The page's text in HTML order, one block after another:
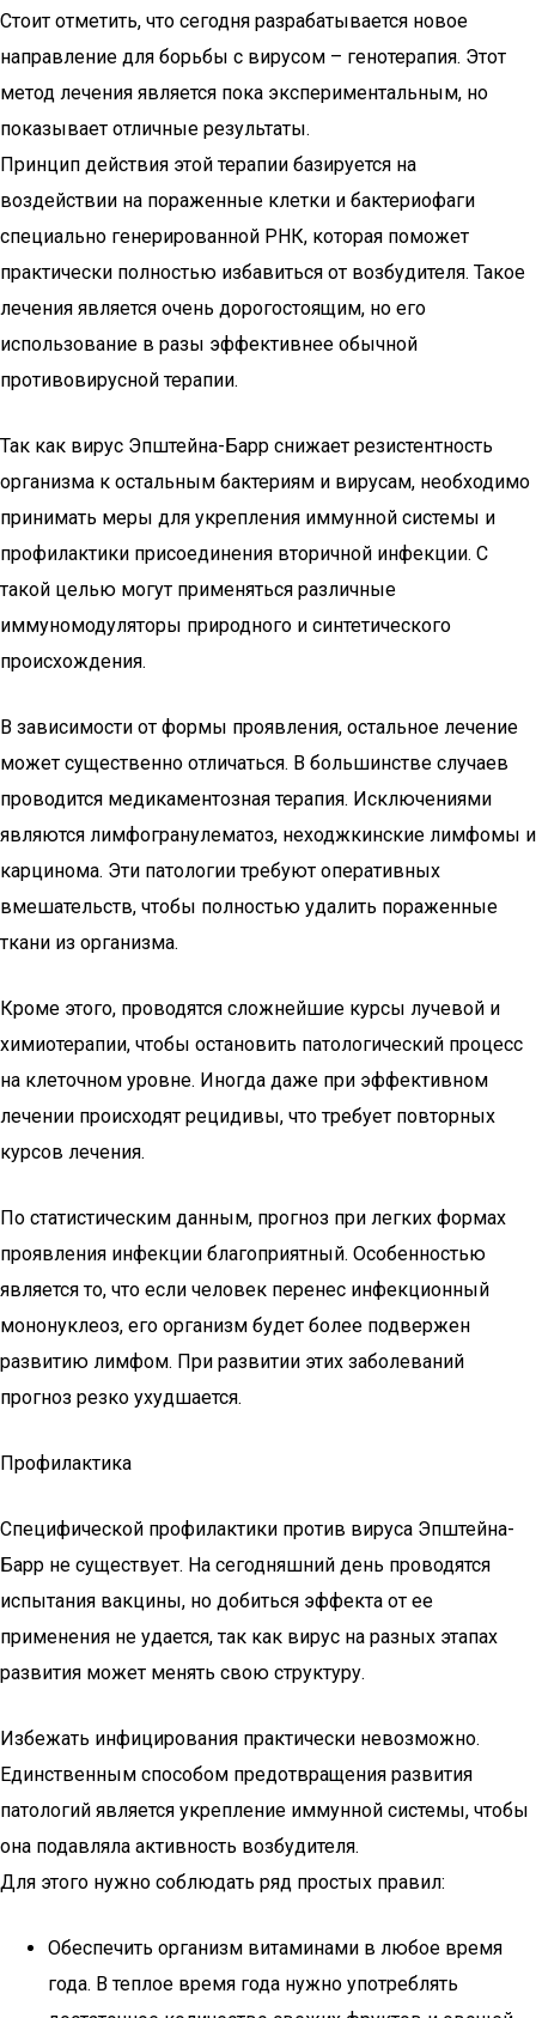
Стоит отметить, что сегодня разрабатывается новое
направление для борьбы с вирусом – генотерапия. Этот
метод лечения является пока экспериментальным, но
показывает отличные результаты.
Принцип действия этой терапии базируется на
воздействии на пораженные клетки и бактериофаги
специально генерированной РНК, которая поможет
практически полностью избавиться от возбудителя. Такое
лечения является очень дорогостоящим, но его
использование в разы эффективнее обычной
противовирусной терапии.
Так как вирус Эпштейна-Барр снижает резистентность
организма к остальным бактериям и вирусам, необходимо
принимать меры для укрепления иммунной системы и
профилактики присоединения вторичной инфекции. С
такой целью могут применяться различные
иммуномодуляторы природного и синтетического
происхождения.
В зависимости от формы проявления, остальное лечение
может существенно отличаться. В большинстве случаев
проводится медикаментозная терапия. Исключениями
являются лимфогранулематоз, неходжкинские лимфомы и
карцинома. Эти патологии требуют оперативных
вмешательств, чтобы полностью удалить пораженные
ткани из организма.
Кроме этого, проводятся сложнейшие курсы лучевой и
химиотерапии, чтобы остановить патологический процесс
на клеточном уровне. Иногда даже при эффективном
лечении происходят рецидивы, что требует повторных
курсов лечения.
По статистическим данным, прогноз при легких формах
проявления инфекции благоприятный. Особенностью
является то, что если человек перенес инфекционный
мононуклеоз, его организм будет более подвержен
развитию лимфом. При развитии этих заболеваний
прогноз резко ухудшается.
Профилактика
Специфической профилактики против вируса Эпштейна-
Барр не существует. На сегодняшний день проводятся
испытания вакцины, но добиться эффекта от ее
применения не удается, так как вирус на разных этапах
развития может менять свою структуру.
Избежать инфицирования практически невозможно.
Единственным способом предотвращения развития
патологий является укрепление иммунной системы, чтобы
она подавляла активность возбудителя.
Для этого нужно соблюдать ряд простых правил:
Обеспечить организм витаминами в любое время
года. В теплое время года нужно употреблять